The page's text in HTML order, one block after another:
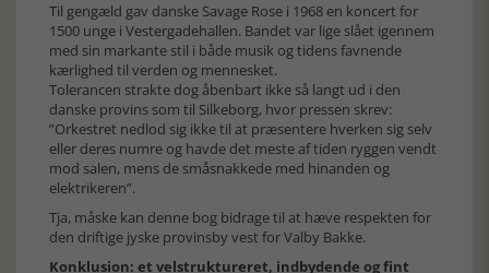
Til gengæld gav danske Savage Rose i 1968 en koncert for
1500 unge i Vestergadehallen. Bandet var lige slået igennem
med sin markante stil i både musik og tidens favnende
kærlighed til verden og mennesket.
Tolerancen strakte dog åbenbart ikke så langt ud i den
danske provins som til Silkeborg, hvor pressen skrev:
”Orkestret nedlod sig ikke til at præsentere hverken sig selv
eller deres numre og havde det meste af tiden ryggen vendt
mod salen, mens de småsnakkede med hinanden og
elektrikeren”.
Tja, måske kan denne bog bidrage til at hæve respekten for
den driftige jyske provinsby vest for Valby Bakke.
Konklusion: et velstruktureret, indbydende og fint